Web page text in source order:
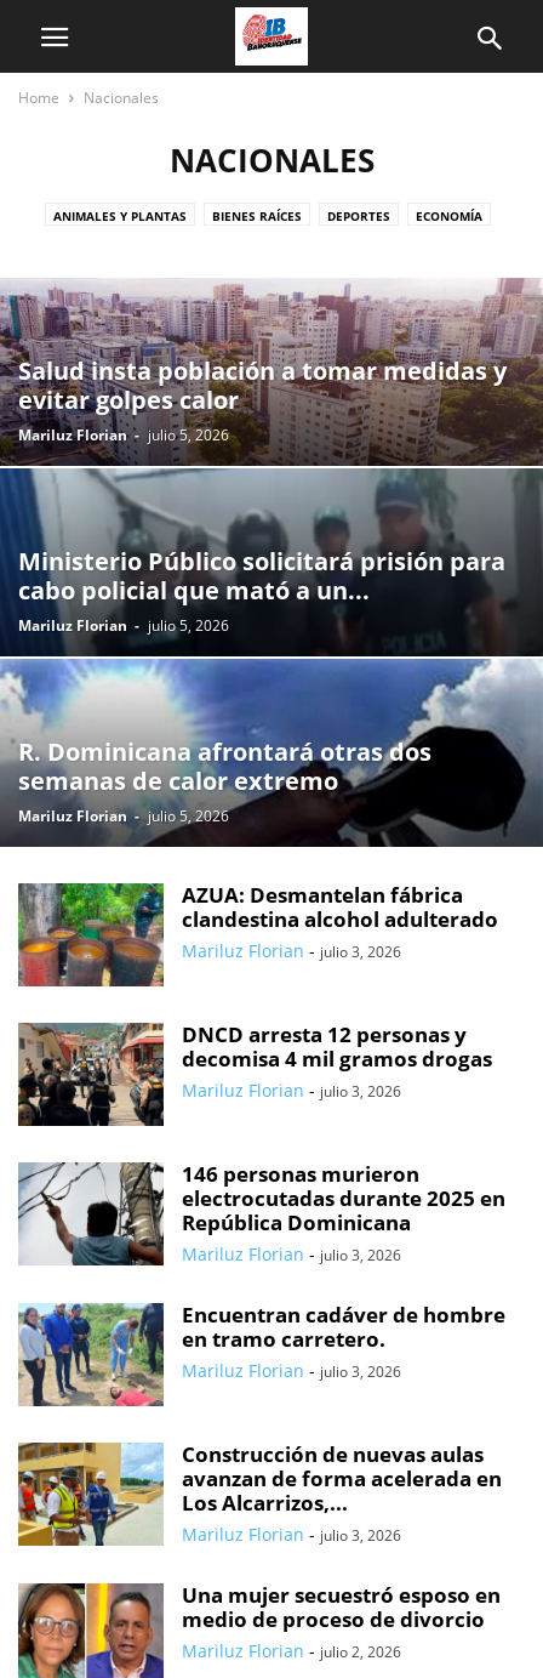
Home Nacionales
NACIONALES
ANIMALES Y PLANTAS BIENES RAÍCES DEPORTES
ECONOMÍA
OPINION
POLITICA REGIONAL REGIONALES
TECNOLOGÍA
TIEMPO
Salud insta población a tomar medidas y
evitar golpes calor
Mariluz Florian - julio 5, 2026
Ministerio Público solicitará prisión para
cabo policial que mató a un...
Mariluz Florian - julio 5, 2026
R. Dominicana afrontará otras dos
semanas de calor extremo
Mariluz Florian - julio 5, 2026
AZUA: Desmantelan fábrica
clandestina alcohol adulterado
Mariluz Florian - julio 3, 2026
DNCD arresta 12 personas y
decomisa 4 mil gramos drogas
Mariluz Florian - julio 3, 2026
146 personas murieron
electrocutadas durante 2025 en
República Dominicana
Mariluz Florian - julio 3, 2026
Encuentran cadáver de hombre
en tramo carretero.
Mariluz Florian - julio 3, 2026
Construcción de nuevas aulas
avanzan de forma acelerada en
Los Alcarrizos,...
Mariluz Florian - julio 3, 2026
Una mujer secuestró esposo en
medio de proceso de divorcio
Mariluz Florian - julio 2, 2026